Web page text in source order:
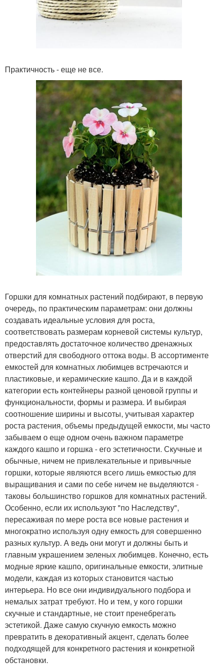
Практичность - еще не все.
Горшки для комнатных растений подбирают, в первую
очередь, по практическим параметрам: они должны
создавать идеальные условия для роста,
соответствовать размерам корневой системы культур,
предоставлять достаточное количество дренажных
отверстий для свободного оттока воды. В ассортименте
емкостей для комнатных любимцев встречаются и
пластиковые, и керамические кашпо. Да и в каждой
категории есть контейнеры разной ценовой группы и
функциональности, формы и размера. И выбирая
соотношение ширины и высоты, учитывая характер
роста растения, объемы предыдущей емкости, мы часто
забываем о еще одном очень важном параметре
каждого кашпо и горшка - его эстетичности. Скучные и
обычные, ничем не привлекательные и привычные
горшки, которые являются всего лишь емкостью для
выращивания и сами по себе ничем не выделяются -
таковы большинство горшков для комнатных растений.
Особенно, если их используют "по Наследству",
пересаживая по мере роста все новые растения и
многократно используя одну емкость для совершенно
разных культур. А ведь они могут и должны быть и
главным украшением зеленых любимцев. Конечно, есть
модные яркие кашпо, оригинальные емкости, элитные
модели, каждая из которых становится частью
интерьера. Но все они индивидуального подбора и
немалых затрат требуют. Но и тем, у кого горшки
скучные и стандартные, не стоит пренебрегать
эстетикой. Даже самую скучную емкость можно
превратить в декоративный акцент, сделать более
подходящей для конкретного растения и конкретной
обстановки.